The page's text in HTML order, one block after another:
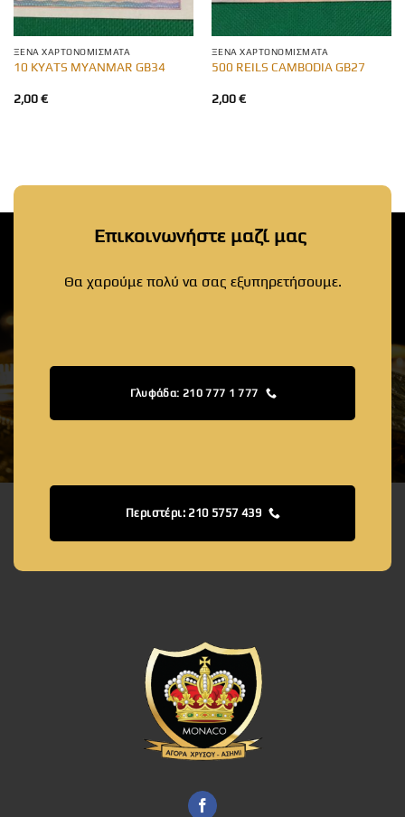
ΞΈΝΑ ΧΑΡΤΟΝΟΜΊΣΜΑΤΑ
10 KYATS MYANMAR GB34
2,00€
ΞΈΝΑ ΧΑΡΤΟΝΟΜΊΣΜΑΤΑ
500 REILS CAMBODIA GB27
2,00€
Επικοινωνήστε μαζί μας
Θα χαρούμε πολύ να σας εξυπηρετήσουμε.
Γλυφάδα: 210 777 1 777
Περιστέρι: 210 5757 439